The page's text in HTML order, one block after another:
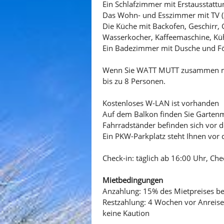
Ein Schlafzimmer mit
Das Wohn- und Esszimmer mit TV
Die Küche mit Backofen,
Wasserkocher, Kaffeemaschine,
Ein Badezimmer mit Dusche und
Wenn Sie WATT MUTT
bis zu 8 Personen.
Kostenloses W-LAN ist vorhanden
Auf dem Balkon finden Sie
Fahrradständer befinden sich vor
Ein PKW-Parkplatz steht Ihnen
Check-in: täglich ab 16:00 Uhr,
Mietbedingungen
Anzahlung: 15% des Mietpreises
Restzahlung: 4 Wochen vor Anreise
keine Kaution